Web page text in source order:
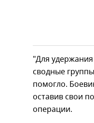
"Для
сводные
помогло.
оставив свои
операции.